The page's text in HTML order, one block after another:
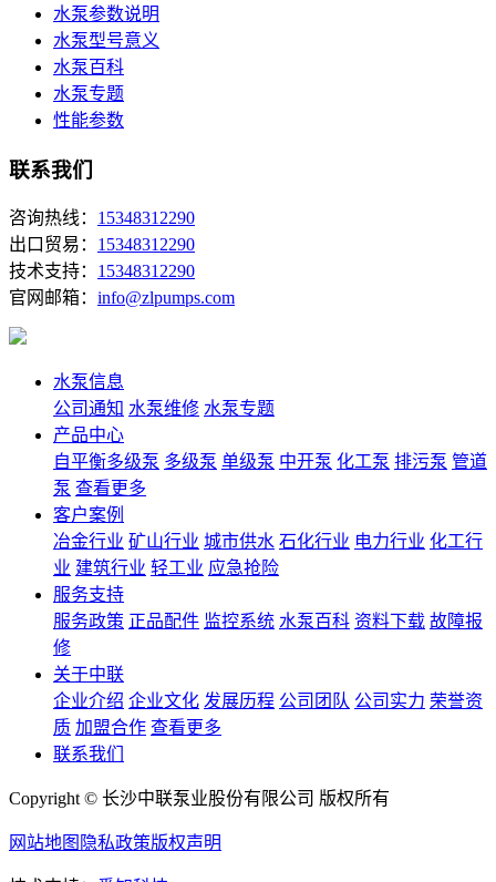
水泵参数说明
水泵型号意义
水泵百科
水泵专题
性能参数
联系我们
咨询热线： 15348312290
出口贸易： 15348312290
技术支持： 15348312290
官网邮箱： info@zlpumps.com
水泵信息
公司通知 水泵维修 水泵专题
产品中心
自平衡多级泵 多级泵 单级泵 中开泵 化工泵 排污泵 管道
泵 查看更多
客户案例
冶金行业 矿山行业 城市供水 石化行业 电力行业 化工行
业 建筑行业 轻工业 应急抢险
服务支持
服务政策 正品配件 监控系统 水泵百科 资料下载 故障报
修
关于中联
企业介绍 企业文化 发展历程 公司团队 公司实力 荣誉资
质 加盟合作 查看更多
联系我们
Copyright © 长沙中联泵业股份有限公司 版权所有
网站地图 隐私政策版权声明